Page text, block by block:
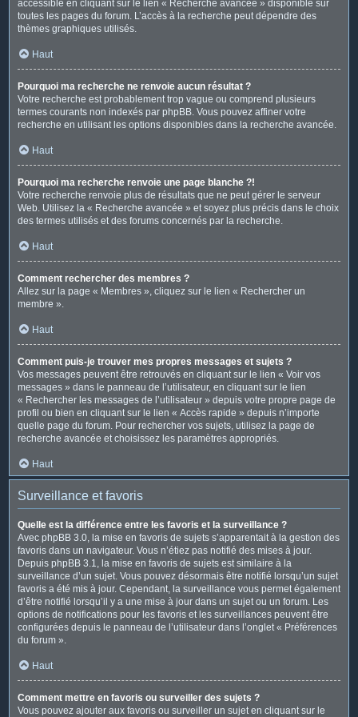
accessible en cliquant sur le lien « Recherche avancée » disponible sur
toutes les pages du forum. L’accès à la recherche peut dépendre des
thèmes graphiques utilisés.
Haut
Pourquoi ma recherche ne renvoie aucun résultat ?
Votre recherche est probablement trop vague ou comprend plusieurs
termes courants non indexés par phpBB. Vous pouvez affiner votre
recherche en utilisant les options disponibles dans la recherche avancée.
Haut
Pourquoi ma recherche renvoie une page blanche ?!
Votre recherche renvoie plus de résultats que ne peut gérer le serveur
Web. Utilisez la « Recherche avancée » et soyez plus précis dans le choix
des termes utilisés et des forums concernés par la recherche.
Haut
Comment rechercher des membres ?
Allez sur la page « Membres », cliquez sur le lien « Rechercher un
membre ».
Haut
Comment puis-je trouver mes propres messages et sujets ?
Vos messages peuvent être retrouvés en cliquant sur le lien « Voir vos
messages » dans le panneau de l’utilisateur, en cliquant sur le lien
« Rechercher les messages de l’utilisateur » depuis votre propre page de
profil ou bien en cliquant sur le lien « Accès rapide » depuis n’importe
quelle page du forum. Pour rechercher vos sujets, utilisez la page de
recherche avancée et choisissez les paramètres appropriés.
Haut
Surveillance et favoris
Quelle est la différence entre les favoris et la surveillance ?
Avec phpBB 3.0, la mise en favoris de sujets s’apparentait à la gestion des
favoris dans un navigateur. Vous n’étiez pas notifié des mises à jour.
Depuis phpBB 3.1, la mise en favoris de sujets est similaire à la
surveillance d’un sujet. Vous pouvez désormais être notifié lorsqu’un sujet
favoris a été mis à jour. Cependant, la surveillance vous permet également
d’être notifié lorsqu’il y a une mise à jour dans un sujet ou un forum. Les
options de notifications pour les favoris et les surveillances peuvent être
configurées depuis le panneau de l’utilisateur dans l’onglet « Préférences
du forum ».
Haut
Comment mettre en favoris ou surveiller des sujets ?
Vous pouvez ajouter aux favoris ou surveiller un sujet en cliquant sur le